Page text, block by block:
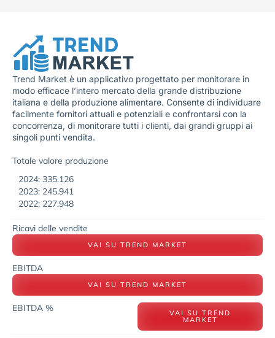
Trend Market è un applicativo progettato per monitorare in
modo efficace l’intero mercato della grande distribuzione
italiana e della produzione alimentare. Consente di individuare
facilmente fornitori attuali e potenziali e confrontarsi con la
concorrenza, di monitorare tutti i clienti, dai grandi gruppi ai
singoli punti vendita.
Totale valore produzione
2024: 335.126
2023: 245.941
2022: 227.948
Ricavi delle vendite
VAI SU TREND MARKET
EBITDA
VAI SU TREND MARKET
EBITDA % VAI SU TREND
MARKET